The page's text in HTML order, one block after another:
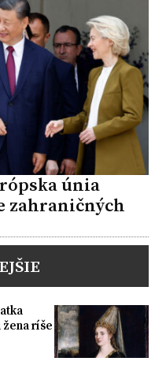
únia
zahraničných
žena ríše